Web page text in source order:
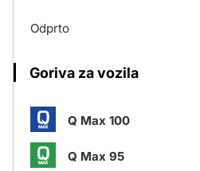
Odprto
Goriva za vozila
Q Max 100
Q Max 95